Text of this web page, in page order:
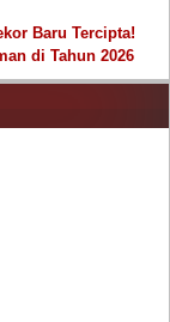
Baru Tercipta!
di Tahun 2026